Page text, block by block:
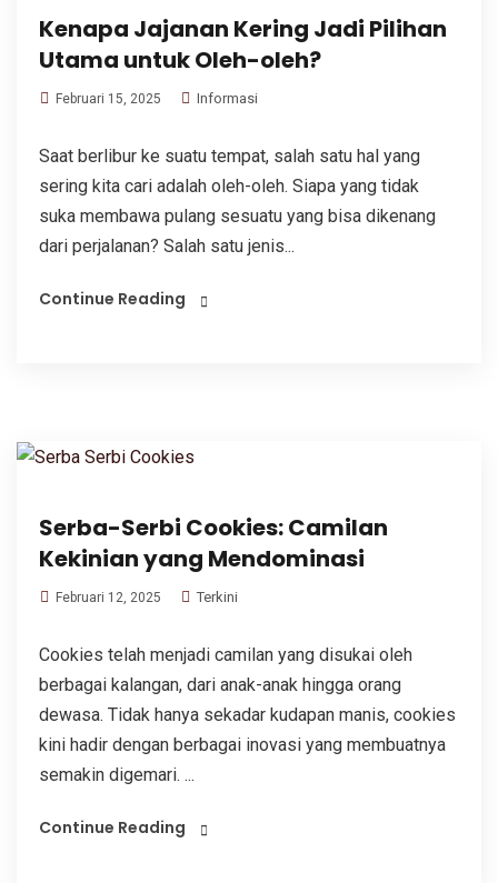
Kenapa Jajanan Kering Jadi Pilihan
Utama untuk Oleh-oleh?
Februari 15, 2025 Informasi
Saat berlibur ke suatu tempat, salah satu hal yang
sering kita cari adalah oleh-oleh. Siapa yang tidak
suka membawa pulang sesuatu yang bisa dikenang
dari perjalanan? Salah satu jenis...
Continue Reading
Serba-Serbi Cookies: Camilan
Kekinian yang Mendominasi
Februari 12, 2025 Terkini
Cookies telah menjadi camilan yang disukai oleh
berbagai kalangan, dari anak-anak hingga orang
dewasa. Tidak hanya sekadar kudapan manis, cookies
kini hadir dengan berbagai inovasi yang membuatnya
semakin digemari. ...
Continue Reading